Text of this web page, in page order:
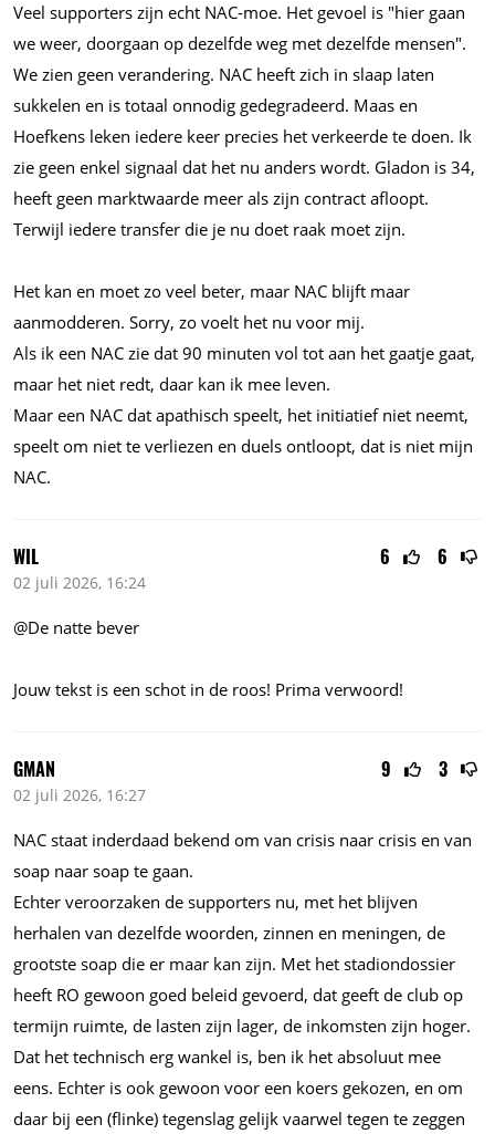
Veel supporters zijn echt NAC-moe. Het gevoel is "hier gaan
we weer, doorgaan op dezelfde weg met dezelfde mensen".
We zien geen verandering. NAC heeft zich in slaap laten
sukkelen en is totaal onnodig gedegradeerd. Maas en
Hoefkens leken iedere keer precies het verkeerde te doen. Ik
zie geen enkel signaal dat het nu anders wordt. Gladon is 34,
heeft geen marktwaarde meer als zijn contract afloopt.
Terwijl iedere transfer die je nu doet raak moet zijn.
Het kan en moet zo veel beter, maar NAC blijft maar
aanmodderen. Sorry, zo voelt het nu voor mij.
Als ik een NAC zie dat 90 minuten vol tot aan het gaatje gaat,
maar het niet redt, daar kan ik mee leven.
Maar een NAC dat apathisch speelt, het initiatief niet neemt,
speelt om niet te verliezen en duels ontloopt, dat is niet mijn
NAC.
6 6
WIL
02 juli 2026, 16:24
@De natte bever
Jouw tekst is een schot in de roos! Prima verwoord!
9 3
GMAN
02 juli 2026, 16:27
NAC staat inderdaad bekend om van crisis naar crisis en van
soap naar soap te gaan.
Echter veroorzaken de supporters nu, met het blijven
herhalen van dezelfde woorden, zinnen en meningen, de
grootste soap die er maar kan zijn. Met het stadiondossier
heeft RO gewoon goed beleid gevoerd, dat geeft de club op
termijn ruimte, de lasten zijn lager, de inkomsten zijn hoger.
Dat het technisch erg wankel is, ben ik het absoluut mee
eens. Echter is ook gewoon voor een koers gekozen, en om
daar bij een (flinke) tegenslag gelijk vaarwel tegen te zeggen